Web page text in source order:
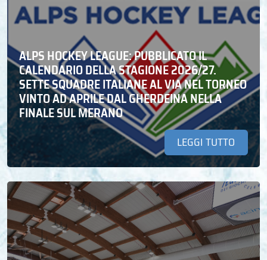
ALPS HOCKEY LEAGUE: PUBBLICATO IL
CALENDARIO DELLA STAGIONE 2026/27.
SETTE SQUADRE ITALIANE AL VIA NEL TORNEO
VINTO AD APRILE DAL GHERDEINA NELLA
FINALE SUL MERANO
LEGGI TUTTO